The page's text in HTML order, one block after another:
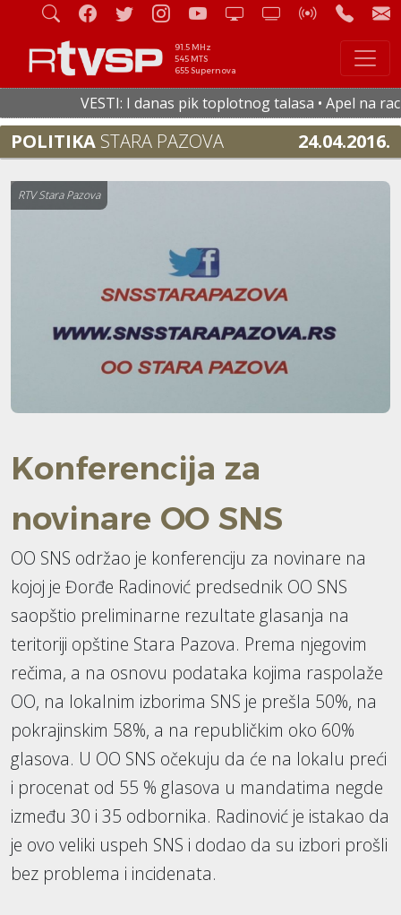
91.5 MHz
545 MTS
655 Supernova
VESTI: I danas pik toplotnog talasa • Apel na
POLITIKA STARA PAZOVA 24.04.2016.
RTV Stara Pazova
Konferencija za
novinare OO SNS
OO SNS održao je konferenciju za novinare na
kojoj je Đorđe Radinović predsednik OO SNS
saopštio preliminarne rezultate glasanja na
teritoriji opštine Stara Pazova. Prema njegovim
rečima, a na osnovu podataka kojima raspolaže
OO, na lokalnim izborima SNS je prešla 50%, na
pokrajinskim 58%, a na republičkim oko 60%
glasova. U OO SNS očekuju da će na lokalu preći
i procenat od 55 % glasova u mandatima negde
između 30 i 35 odbornika. Radinović je istakao da
je ovo veliki uspeh SNS i dodao da su izbori prošli
bez problema i incidenata.